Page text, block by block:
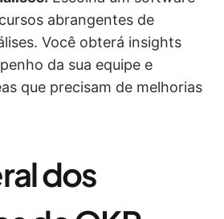
abrangentes de
Você obterá insights
da sua equipe e
que precisam de melhorias
dos